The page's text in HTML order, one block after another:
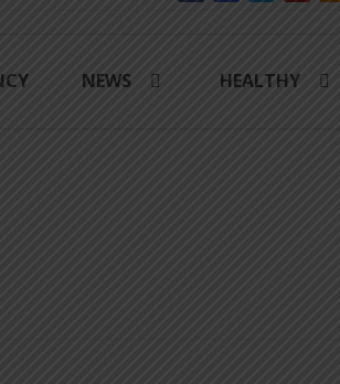
NEWS HEALTHY